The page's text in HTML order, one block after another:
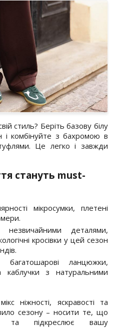
стиль? Беріть базову білу
і комбінуйте з бахромою в
Це легко і завжди
стануть must-
мікросумки, плетені
деталями,
кросівки у цей сезон
ланцюжки,
каблучки з натуральними
ніжності, яскравості та
сезону – носити те, що
та підкреслює вашу